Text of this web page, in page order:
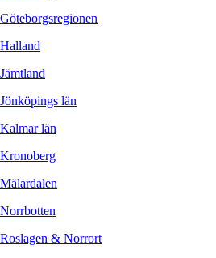
Göteborgsregionen
Halland
Jämtland
Jönköpings län
Kalmar län
Kronoberg
Mälardalen
Norrbotten
Roslagen & Norrort